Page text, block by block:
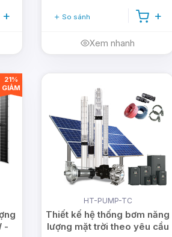
So sánh
Xem nhanh
-
21%
GIẢM
HT-PUMP-TC
Thiết kế hệ thống bơm năng
lượng mặt trời theo yêu cầu